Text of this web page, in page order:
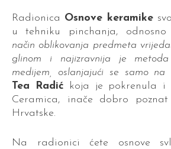
Radionica Osnove keramike
u tehniku pinchanja, odnosno
način oblikovanja predmeta
glinom i najizravnija je
medijem, oslanjajući se samo na
Tea Radić koja je pokrenula i
Ceramica, inače dobro
Hrvatske.
Na radionici ćete osnove